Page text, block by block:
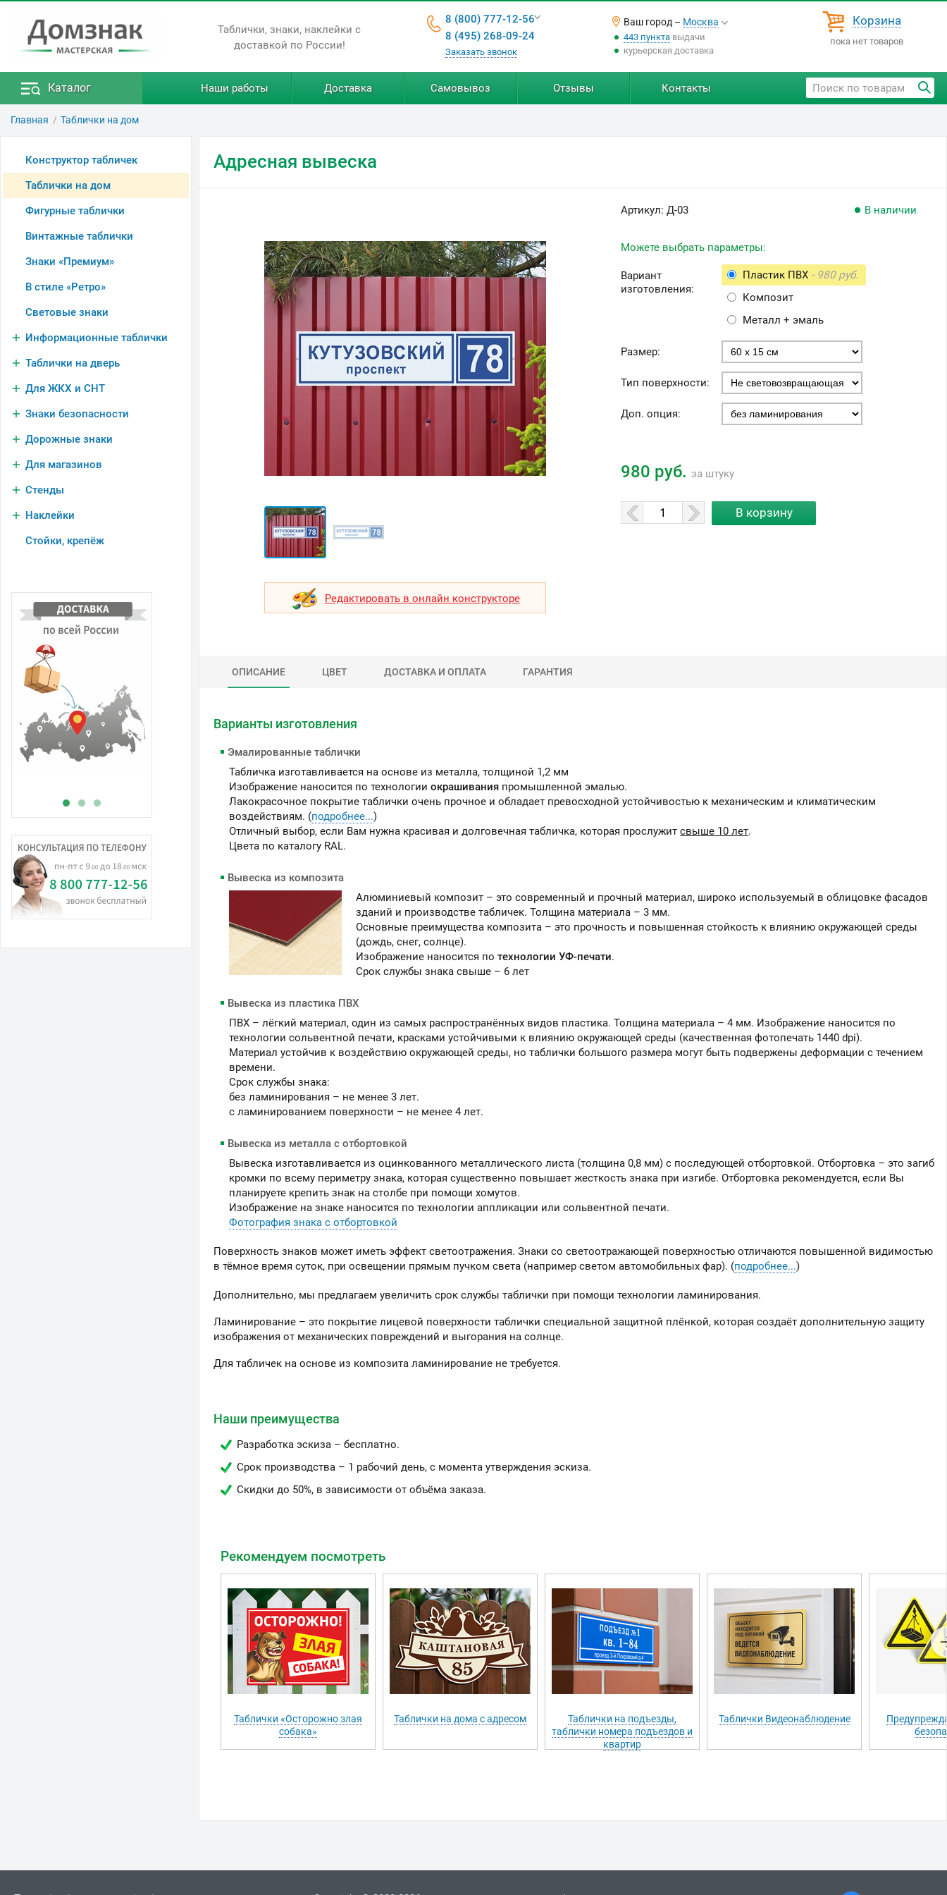
Таблички, знаки, наклейки с
доставкой по России!
8 (800) 777-12-56
8 (495) 268-09-24
Заказать звонок
Ваш город – Москва
443 пунктавыдачи
курьерская доставка
Корзина
пока нет товаров
Каталог Наши работы Доставка Самовывоз Отзывы Контакты
Главная Таблички на дом
Конструктор табличек
Таблички на дом
Фигурные таблички
Винтажные таблички
Знаки «Премиум»
В стиле «Ретро»
Световые знаки
Информационные таблички
Таблички на дверь
Для ЖКХ и СНТ
Знаки безопасности
Дорожные знаки
Для магазинов
Стенды
Наклейки
Стойки, крепёж
нашу продукцию через
Адресная вывеска
Редактировать в онлайн конструкторе
Артикул:Д-03 В наличии
Можете выбрать параметры:
Вариант
изготовления:
Пластик ПВХ - 980 руб.
Композит
Металл + эмаль
Размер:
Тип поверхности:
Доп. опция:
980 руб. за штуку
ОПИСАНИЕ ЦВЕТ ДОСТАВКА И ОПЛАТА ГАРАНТИЯ
Варианты изготовления
Эмалированные таблички
Табличка изготавливается на основе из металла, толщиной 1,2 мм
Изображение наносится по технологииокрашивания промышленной эмалью.
Лакокрасочное покрытие таблички очень прочное и обладает превосходной устойчивостью к механическим и климатическим
воздействиям. (подробнее...)
Отличный выбор, если Вам нужна красивая и долговечная табличка, которая прослужитсвыше 10 лет.
Цвета по каталогу RAL.
Вывеска из композита
Алюминиевый композит – это современный и прочный материал, широко используемый в облицовке фасадов
зданий и производстве табличек. Толщина материала – 3 мм.
Основные преимущества композита – это прочность и повышенная стойкость к влиянию окружающей среды
(дождь, снег, солнце).
Изображение наносится потехнологии УФ-печати.
Срок службы знака свыше – 6 лет
Вывеска из пластика ПВХ
ПВХ – лёгкий материал, один из самых распространённых видов пластика. Толщина материала – 4 мм. Изображение наносится по
технологии сольвентной печати, красками устойчивыми к влиянию окружающей среды (качественная фотопечать 1440 dpi).
Материал устойчив к воздействию окружающей среды, но таблички большого размера могут быть подвержены деформации с течением
времени.
Срок службы знака:
без ламинирования – не менее 3 лет.
c ламинированием поверхности – не менее 4 лет.
Вывеска из металла с отбортовкой
Вывеска изготавливается из оцинкованного металлического листа (толщина 0,8 мм) с последующей отбортовкой. Отбортовка – это загиб
кромки по всему периметру знака, которая существенно повышает жесткость знака при изгибе. Отбортовка рекомендуется, если Вы
планируете крепить знак на столбе при помощи хомутов.
Изображение на знаке наносится по технологии аппликации или сольвентной печати.
Фотография знака с отбортовкой
Поверхность знаков может иметь эффект светоотражения. Знаки со светоотражающей поверхностью отличаются повышенной видимостью
в тёмное время суток, при освещении прямым пучком света (например светом автомобильных фар). (подробнее...)
Дополнительно, мы предлагаем увеличить срок службы таблички при помощи технологии ламинирования.
Ламинирование – это покрытие лицевой поверхности таблички специальной защитной плёнкой, которая создаёт дополнительную защиту
изображения от механических повреждений и выгорания на солнце.
Для табличек на основе из композита ламинирование не требуется.
Наши преимущества
Разработка эскиза – бесплатно.
Срок производства – 1 рабочий день, с момента утверждения эскиза.
Скидки до 50%, в зависимости от объёма заказа.
Рекомендуем посмотреть
Таблички «Осторожно злая
собака»
Таблички на дома с адресом
Таблички на подъезды,
таблички номера подъездов и
квартир
Таблички Видеонаблюдение